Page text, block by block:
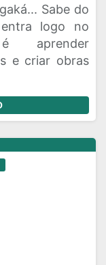
Sabe do
logo no
aprender
e criar obras